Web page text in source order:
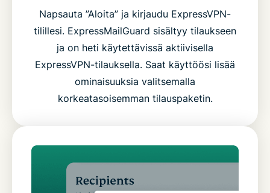
Napsauta ”Aloita” ja kirjaudu ExpressVPN-
tilillesi. ExpressMailGuard sisältyy tilaukseen
ja on heti käytettävissä aktiivisella
ExpressVPN-tilauksella. Saat käyttöösi lisää
ominaisuuksia valitsemalla
korkeatasoisemman tilauspaketin.